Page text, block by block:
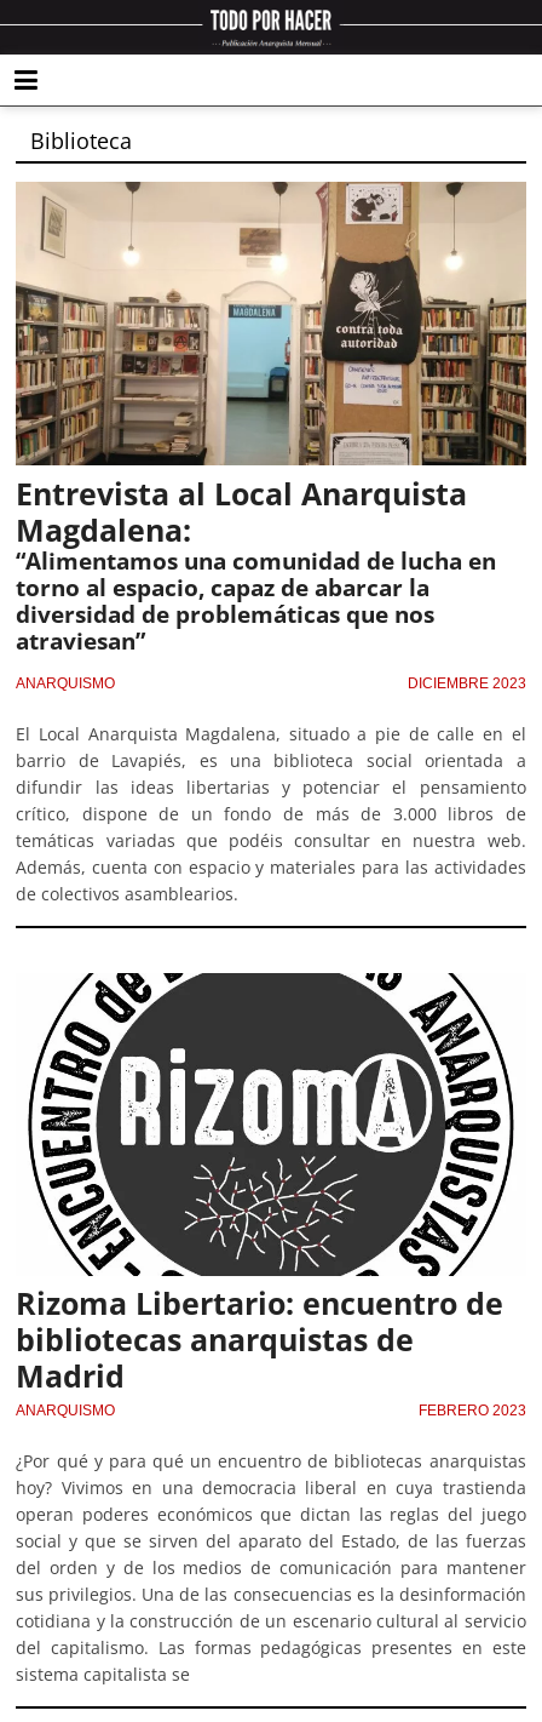
Biblioteca
Entrevista al Local Anarquista
Magdalena:
“Alimentamos una comunidad de lucha en
torno al espacio, capaz de abarcar la
diversidad de problemáticas que nos
atraviesan”
ANARQUISMO DICIEMBRE 2023
El Local Anarquista Magdalena, situado a pie de calle en el
barrio de Lavapiés, es una biblioteca social orientada a
difundir las ideas libertarias y potenciar el pensamiento
crítico, dispone de un fondo de más de 3.000 libros de
temáticas variadas que podéis consultar en nuestra web.
Además, cuenta con espacio y materiales para las actividades
de colectivos asamblearios.
Rizoma Libertario: encuentro de
bibliotecas anarquistas de
Madrid
ANARQUISMO FEBRERO 2023
¿Por qué y para qué un encuentro de bibliotecas anarquistas
hoy? Vivimos en una democracia liberal en cuya trastienda
operan poderes económicos que dictan las reglas del juego
social y que se sirven del aparato del Estado, de las fuerzas
del orden y de los medios de comunicación para mantener
sus privilegios. Una de las consecuencias es la desinformación
cotidiana y la construcción de un escenario cultural al servicio
del capitalismo. Las formas pedagógicas presentes en este
sistema capitalista se